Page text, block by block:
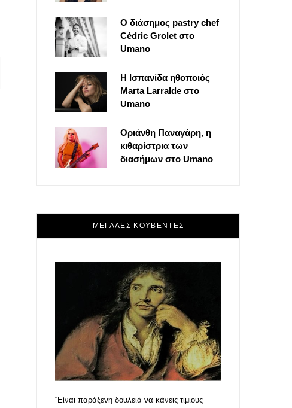
Ο διάσημος pastry chef
Cédric Grolet στο
Umano
Η Ισπανίδα ηθοποιός
Marta Larralde στο
Umano
Οριάνθη Παναγάρη, η
κιθαρίστρια των
διασήμων στο Umano
ΜΕΓΑΛΕΣ ΚΟΥΒΕΝΤΕΣ
“Είναι παράξενη δουλειά να κάνεις τίμιους